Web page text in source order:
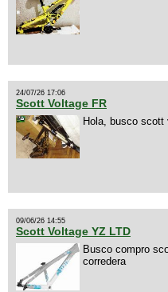
24/07/26 17:06
Scott Voltage FR
Hola, busco scott
09/06/26 14:55
Scott Voltage YZ LTD
Busco compro
corredera